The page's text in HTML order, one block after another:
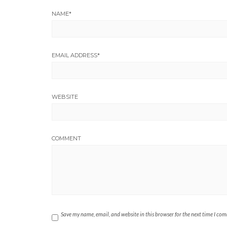
NAME*
EMAIL ADDRESS*
WEBSITE
COMMENT
Save my name, email, and website in this browser for the next time I